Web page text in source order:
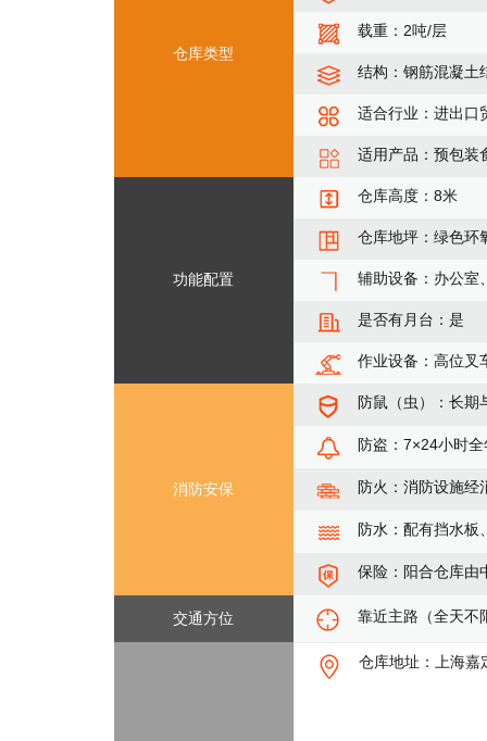
仓库类型
载重：2吨/层
结构：钢筋混凝土
适合行业：进出口
适用产品：预包装
功能配置
仓库高度：8米
仓库地坪：绿色环
辅助设备：办公室
是否有月台：是
作业设备：高位叉
消防安保
防鼠（虫）：长期
防盗：7×24小时
防火：消防设施经
防水：配有挡水板
保险：阳合仓库由
交通方位 靠近主路（全天不
仓库地址：上海嘉